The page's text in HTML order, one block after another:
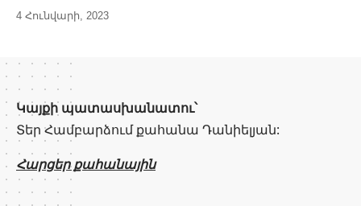
4 Հունվարի, 2023
Կայքի պատասխանատու՝
Տեր Համբարձում քահանա Դանիելյան:
Հարցեր քահանային